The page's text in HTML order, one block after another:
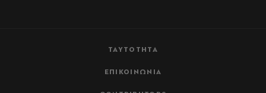
ΤΑΥΤΟΤΗΤΑ
ΕΠΙΚΟΙΝΩΝΙΑ